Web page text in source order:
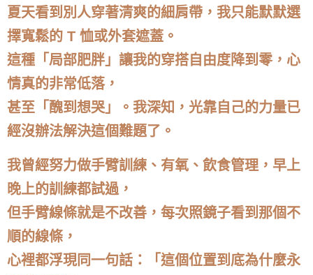
夏天看到別人穿著清爽的細肩帶，我只能默默選
擇寬鬆的 T 恤或外套遮蓋。
這種「局部肥胖」讓我的穿搭自由度降到零，心
情真的非常低落，
甚至「醜到想哭」。我深知，光靠自己的力量已
經沒辦法解決這個難題了。
我曾經努力做手臂訓練、有氧、飲食管理，早上
晚上的訓練都試過，
但手臂線條就是不改善，每次照鏡子看到那個不
順的線條，
心裡都浮現同一句話：「這個位置到底為什麼永